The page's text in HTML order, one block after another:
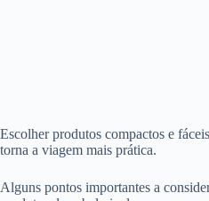
Escolher produtos compactos e
torna a viagem mais prática.
Alguns pontos importantes a